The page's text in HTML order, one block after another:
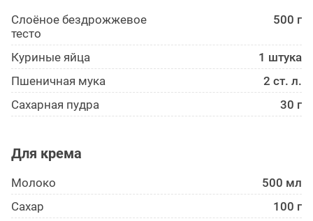
Слоёное бездрожжевое
тесто
500 г
Куриные яйца
1 штука
Пшеничная мука
2 ст. л.
Сахарная пудра
30 г
Для крема
Молоко
500 мл
Сахар
100 г